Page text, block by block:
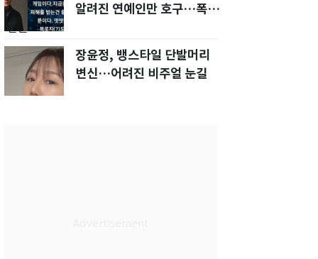
알려진 연예인만 호구…폭로
장윤정, 뱅스타일 단발머리
변신…어려진 비주얼 눈길